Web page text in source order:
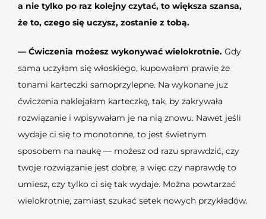
a nie tylko po raz kolejny czytać, to większa szansa,
że to, czego się uczysz, zostanie z tobą.
— Ćwiczenia możesz wykonywać wielokrotnie. Gdy
sama uczyłam się włoskiego, kupowałam prawie że
tonami karteczki samoprzylepne. Na wykonane już
ćwiczenia naklejałam karteczkę, tak, by zakrywała
rozwiązanie i wpisywałam je na nią znowu. Nawet jeśli
wydaje ci się to monotonne, to jest świetnym
sposobem na naukę — możesz od razu sprawdzić, czy
twoje rozwiązanie jest dobre, a więc czy naprawdę to
umiesz, czy tylko ci się tak wydaje. Można powtarzać
wielokrotnie, zamiast szukać setek nowych przykładów.